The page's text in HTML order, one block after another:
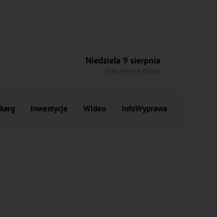
Niedziela 9 sierpnia
Klary, Romana, Rozyny
Inwestycje Wideo InfoWyprawa